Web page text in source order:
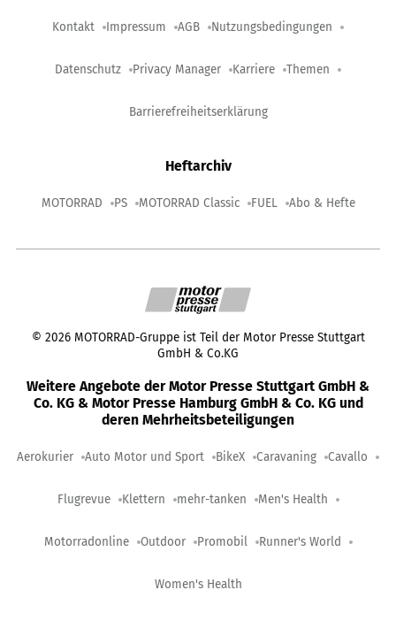
Kontakt Impressum AGB Nutzungsbedingungen
Datenschutz Privacy Manager Karriere Themen
Barrierefreiheitserklärung
Heftarchiv
MOTORRAD PS MOTORRAD Classic FUEL Abo & Hefte
© 2026 MOTORRAD-Gruppe ist Teil der Motor Presse Stuttgart
GmbH & Co.KG
Weitere Angebote der Motor Presse Stuttgart GmbH &
Co. KG & Motor Presse Hamburg GmbH & Co. KG und
deren Mehrheitsbeteiligungen
Aerokurier Auto Motor und Sport BikeX Caravaning Cavallo
Flugrevue Klettern mehr-tanken Men's Health
Motorradonline Outdoor Promobil Runner's World
Women's Health